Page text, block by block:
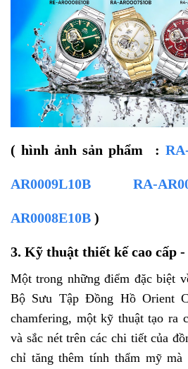
( hình ảnh sản phẩm :
AR0009L10B RA-
AR0008E10B )
3. Kỹ thuật thiết kế cao cấp
Một trong những điểm đặc biệt
Bộ Sưu Tập Đồng Hồ Orient
chamfering, một kỹ thuật tạo ra
và sắc nét trên các chi tiết của
chỉ tăng thêm tính thẩm mỹ mà